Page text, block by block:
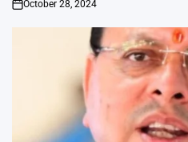
on
October 28, 2024